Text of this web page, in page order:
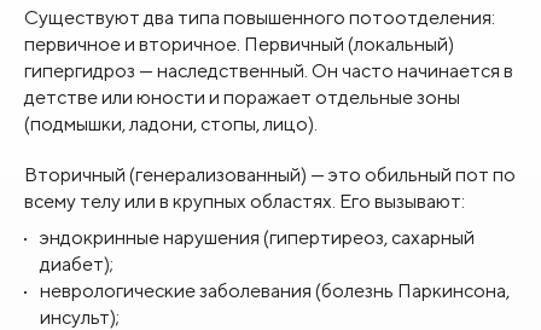
Существуют два типа повышенного потоотделения:
первичное и вторичное. Первичный (локальный)
гипергидроз — наследственный. Он часто начинается в
детстве или юности и поражает отдельные зоны
(подмышки, ладони, стопы, лицо).
Вторичный (генерализованный) — это обильный пот по
всему телу или в крупных областях. Его вызывают:
эндокринные нарушения (гипертиреоз, сахарный
диабет);
неврологические заболевания (болезнь Паркинсона,
инсульт);